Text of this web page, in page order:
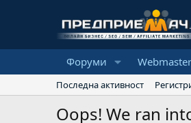
Форуми
Последна активност
Oops! We ran